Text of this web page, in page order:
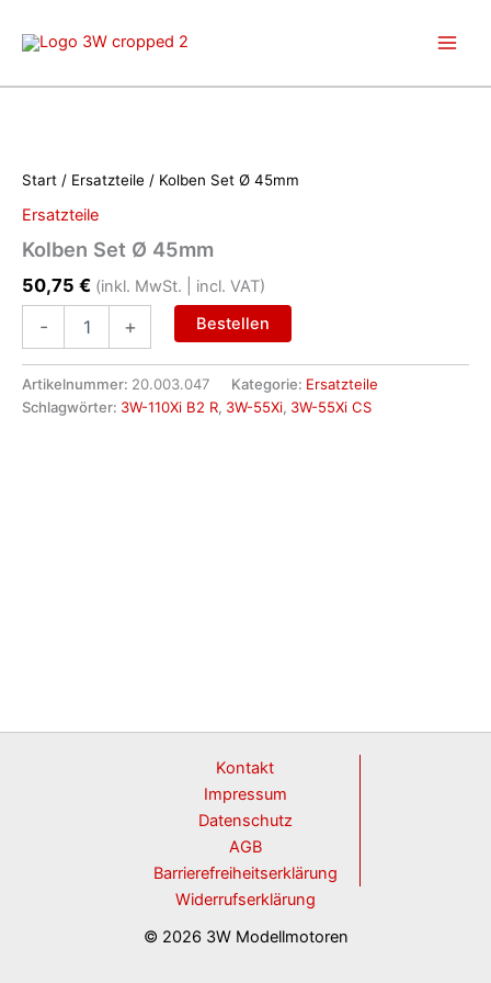
Inhalt
Start / Ersatzteile / Kolben Set Ø 45mm
Ersatzteile
Kolben Set Ø 45mm
50,75 € (inkl. MwSt. | incl. VAT)
-
45mm
Menge
+ Bestellen
Artikelnummer: 20.003.047 Kategorie: Ersatzteile
Schlagwörter: 3W-110Xi B2 R, 3W-55Xi, 3W-55Xi CS
Kontakt
Impressum
Datenschutz
AGB
Barrierefreiheitserklärung
Widerrufserklärung
© 2026 3W Modellmotoren